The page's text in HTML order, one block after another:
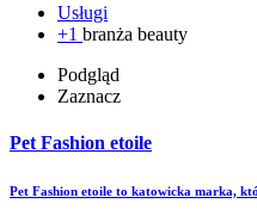
Usługi
+1 branża beauty
Podgląd
Zaznacz
Pet Fashion etoile
Pet Fashion etoile to katowicka marka,